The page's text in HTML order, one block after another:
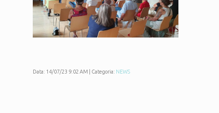
Data: 14/07/23 9:02 AM | Categoria: NEWS